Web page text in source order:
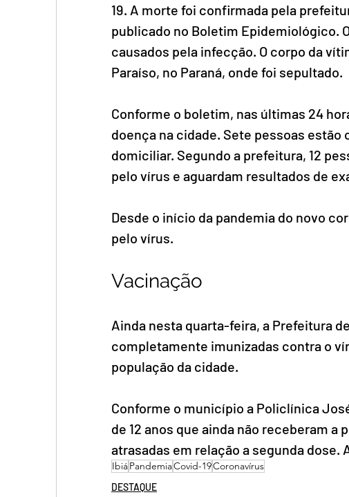
19. A morte foi confirmada pela
publicado no Boletim Epidemiológico.
causados pela infecção. O corpo da
Paraíso, no Paraná, onde foi sepultado.
Conforme o boletim, nas últimas 24
doença na cidade. Sete pessoas
domiciliar. Segundo a prefeitura, 12
pelo vírus e aguardam resultados de
Desde o início da pandemia do novo
pelo vírus.
Vacinação
Ainda nesta quarta-feira, a Prefeitura
completamente imunizadas contra o
população da cidade.
Conforme o município a Policlínica
de 12 anos que ainda não receberam
atrasadas em relação a segunda dose.
IbiáPandemiaCovid-19Coronavírus
DESTAQUE